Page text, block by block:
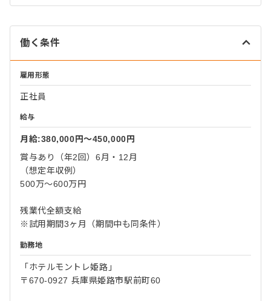
働く条件
雇用形態
正社員
給与
月給:380,000円〜450,000円
賞与あり（年2回）6月・12月
（想定年収例）
500万～600万円
残業代全額支給
※試用期間3ヶ月（期間中も同条件）
勤務地
「ホテルモントレ姫路」
〒670-0927 兵庫県姫路市駅前町60